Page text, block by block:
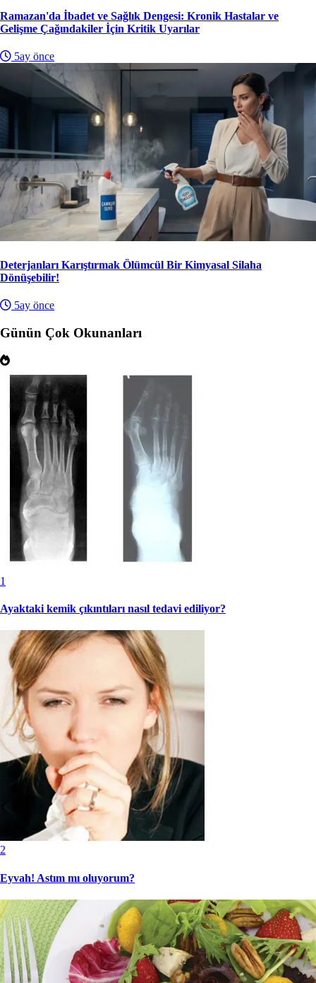
Ramazan'da İbadet ve Sağlık Dengesi: Kronik Hastalar ve
Gelişme Çağındakiler İçin Kritik Uyarılar
5ay önce
Deterjanları Karıştırmak Ölümcül Bir Kimyasal Silaha
Dönüşebilir!
5ay önce
Günün Çok Okunanları
1
Ayaktaki kemik çıkıntıları nasıl tedavi ediliyor?
2
Eyvah! Astım mı oluyorum?